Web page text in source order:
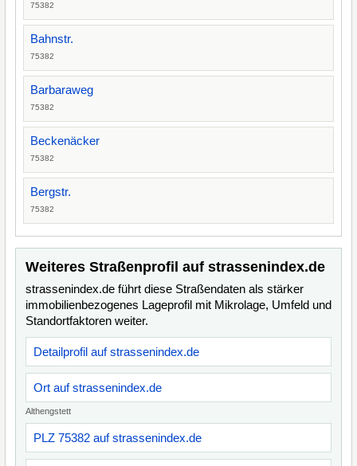
75382
Bahnstr.
75382
Barbaraweg
75382
Beckenäcker
75382
Bergstr.
75382
Weiteres Straßenprofil auf strassenindex.de
strassenindex.de führt diese Straßendaten als stärker
immobilienbezogenes Lageprofil mit Mikrolage, Umfeld und
Standortfaktoren weiter.
Detailprofil auf strassenindex.de
Ort auf strassenindex.de
Althengstett
PLZ 75382 auf strassenindex.de